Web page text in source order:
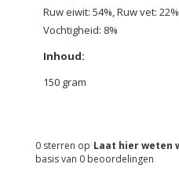
Ruw eiwit: 54%, Ruw vet:
Vochtigheid: 8%
Inhoud:
150 gram
Laat hier weten
0 sterren op
basis van 0 beoordelingen